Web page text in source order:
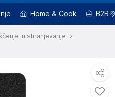
Home & Cook B2B
in shranjevanje